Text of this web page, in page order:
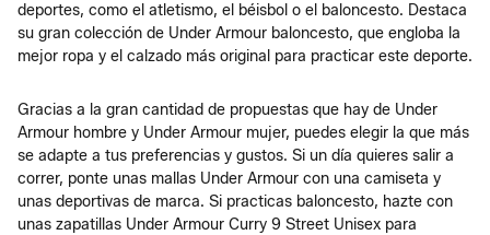
deportes, como el atletismo, el béisbol o el baloncesto. Destaca
su gran colección de Under Armour baloncesto, que engloba la
mejor ropa y el calzado más original para practicar este deporte.
Gracias a la gran cantidad de propuestas que hay de Under
Armour hombre y Under Armour mujer, puedes elegir la que más
se adapte a tus preferencias y gustos. Si un día quieres salir a
correr, ponte unas mallas Under Armour con una camiseta y
unas deportivas de marca. Si practicas baloncesto, hazte con
unas zapatillas Under Armour Curry 9 Street Unisex para